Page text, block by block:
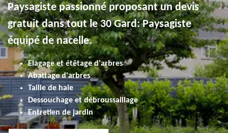
Paysagiste passionné proposant un devis
gratuit dans tout le 30 Gard: Paysagiste
équipé de nacelle.
Elagage et étêtage d'arbres
Abattage d'arbres
Taille de haie
Dessouchage et débroussaillage
Entretien de jardin